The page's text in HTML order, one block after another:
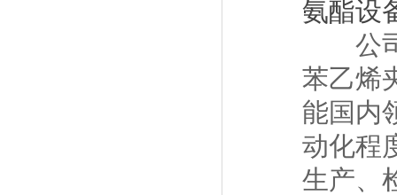
氨酯设
公司
苯乙烯
能国内
动化程
生产、